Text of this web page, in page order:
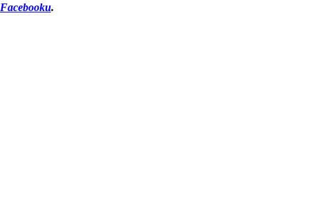
Facebooku.